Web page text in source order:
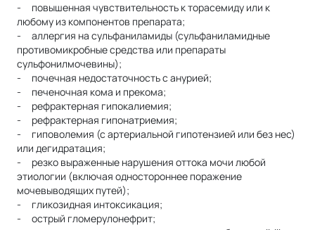
- повышенная чувствительность к торасемиду или к
любому из компонентов препарата;
- аллергия на сульфаниламиды (сульфаниламидные
противомикробные средства или препараты
сульфонилмочевины);
- почечная недостаточность с анурией;
- печеночная кома и прекома;
- рефрактерная гипокалиемия;
- рефрактерная гипонатриемия;
- гиповолемия (с артериальной гипотензией или без нес)
или дегидратация;
- резко выраженные нарушения оттока мочи любой
этиологии (включая одностороннее поражение
мочевыводящих путей);
- гликозидная интоксикация;
- острый гломерулонефрит;